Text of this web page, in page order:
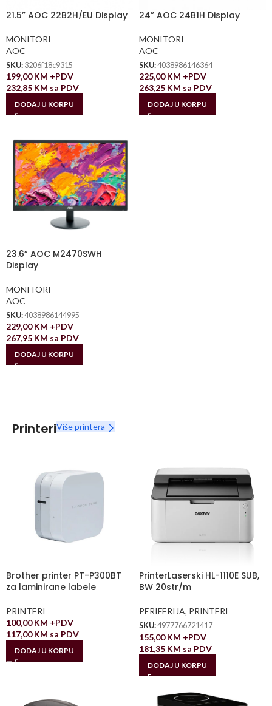
21.5” AOC 22B2H/EU Display
MONITORI
AOC
SKU: 3206f18c9315
199,00KM +PDV
232,85 KM sa PDV
DODAJ U KORPU
24” AOC 24B1H Display
MONITORI
AOC
SKU:4038986146364
225,00KM +PDV
263,25 KM sa PDV
DODAJ U KORPU
23.6” AOC M2470SWH
Display
MONITORI
AOC
SKU:4038986144995
229,00KM +PDV
267,95 KM sa PDV
DODAJ U KORPU
PrinteriViše printera
Brother printer PT-P300BT
za laminirane labele
PRINTERI
100,00KM +PDV
117,00KM sa PDV
DODAJ U KORPU
PrinterLaserski HL-1110E SUB,
BW 20str/m
PERIFERIJA, PRINTERI
SKU:4977766721417
155,00KM +PDV
181,35 KM sa PDV
DODAJ U KORPU